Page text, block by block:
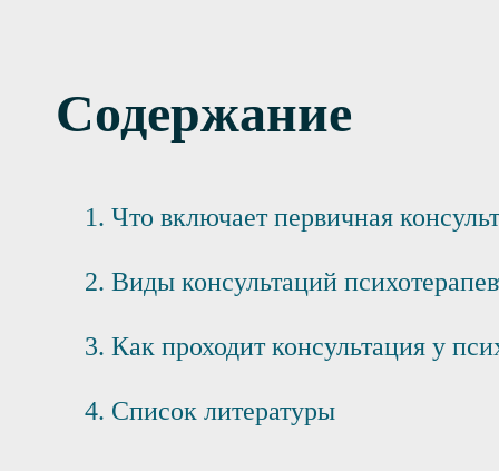
Содержание
Что включает первичная
Виды консультаций
Как проходит консультация у
Список литературы